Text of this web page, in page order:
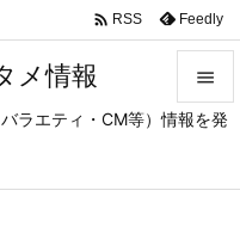
メ情報
ラエティ・CM等）情報を発



 RSS Feedly